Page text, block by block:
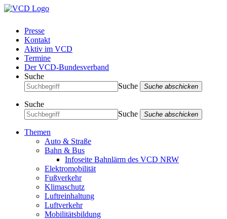
Presse
Kontakt
Aktiv im VCD
Termine
Der VCD-Bundesverband
Suche
Suche
Suche abschicken
Suche
Suche
Suche abschicken
Themen
Auto & Straße
Bahn & Bus
Infoseite Bahnlärm des VCD NRW
Elektromobilität
Fußverkehr
Klimaschutz
Luftreinhaltung
Luftverkehr
Mobilitätsbildung